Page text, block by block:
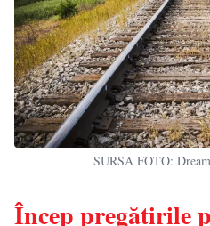
SURSA FOTO:
Încep pregătirile